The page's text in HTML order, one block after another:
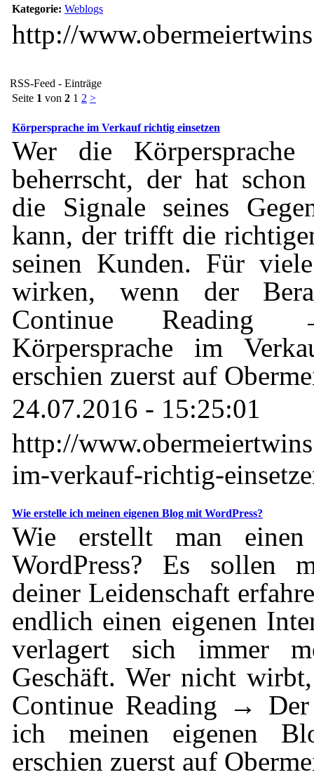
Kategorie: Weblogs
http://
RSS-Feed - Einträge
Seite 1 von 2 1 2 >
Körpersprache im Verkauf richtig einsetzen
Wer die
beherrscht, der hat
die Signale seines
kann, der trifft die
seinen Kunden. Für
wirken, wenn der
Continue
Körpersprache im
erschien zuerst auf
24.07.2016 - 15:25:01
http://
im-verkauf-richtig-
Wie erstelle ich meinen eigenen Blog mit WordPress?
Wie erstellt man
WordPress? Es sollen
deiner Leidenschaft
endlich einen eigenen
verlagert sich immer
Geschäft. Wer nicht
Continue Reading →
ich meinen eigenen
erschien zuerst auf